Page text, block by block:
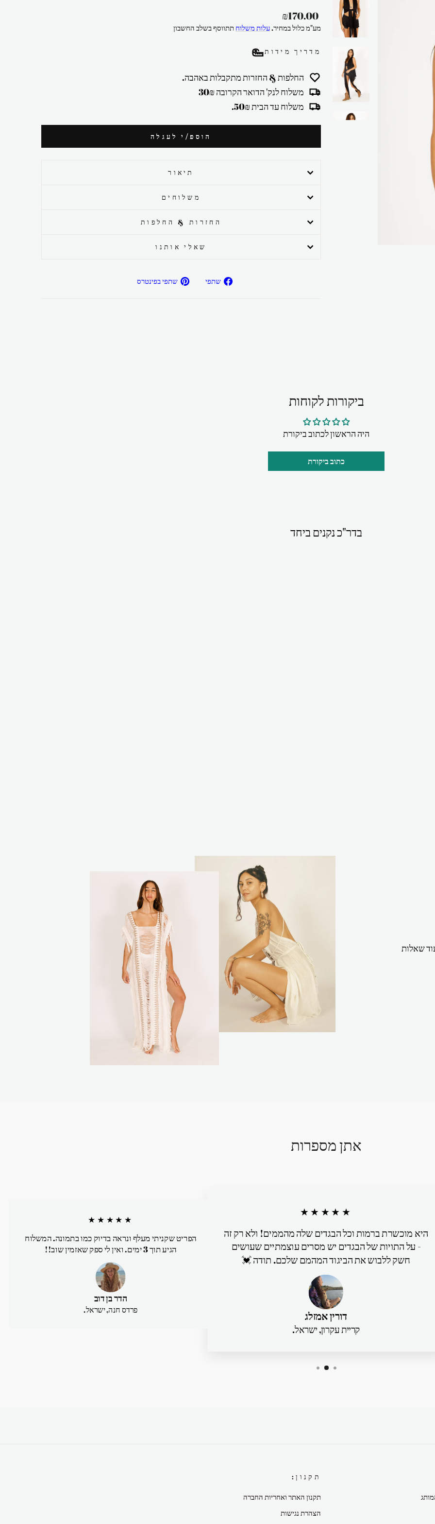
מחיר
רגיל
₪170.00
מע"מ כלול במחיר.עלות משלוח תתווסף בשלב החשבון
מדריך מידות
החלפות & החזרות מתקבלות באהבה.
משלוח לנק' הדואר הקרובה 30₪
משלוח עד הבית 50₪.
הוספ/י לעגלה
תיאור
משלוחים
החזרות & החלפות
שאלי אותנו
שתפי
שתפ/ישתפי בפינטרס
ביקורות לקוחות
היה הראשון לכתוב ביקורת
כתוב ביקורת
בדר"כ נקנים ביחד
שאלות
אתן מספרות
★★★★★
היא מוכשרת ברמות וכל הבגדים שלה מהממים! ולא רק זה
- על התויות של הבגדים יש מסרים עוצמתיים שעושים
חשק ללבוש את הביגוד המהמם שלכם. תודה 💓
דורין אמזלג
קריית עקרון, ישראל.
★★★★★
הפריט שקניתי מעלף ונראה בדיוק כמו בתמונה. המשלוח
הגיע תוך 3 ימים. ואין לי ספק שאזמין שוב!!
הדר בן דוב
פרדס חנה, ישראל.
תקנון:
תקנון האתר ואחריות החברה
הצהרת נגישות